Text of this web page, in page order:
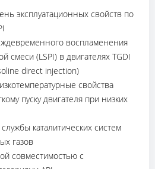
эксплуатационных свойств по
воспламенения
смеси (LSPI) в двигателях TGDI
direct injection)
свойства
пуску двигателя при низких
каталитических систем
газов
совместимостью с